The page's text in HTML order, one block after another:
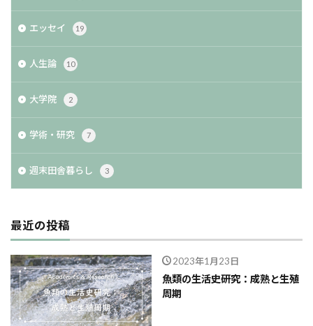
エッセイ 19
人生論 10
大学院 2
学術・研究 7
週末田舎暮らし 3
最近の投稿
2023年1月23日
魚類の生活史研究：成熟と生殖
周期